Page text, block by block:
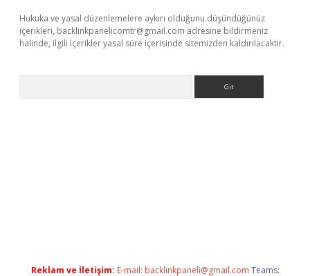
Hukuka ve yasal düzenlemelere aykırı olduğunu düşündüğünüz
içerikleri, backlinkpanelicomtr@gmail.com adresine bildirmeniz
halinde, ilgili içerikler yasal süre içerisinde sitemizden kaldırılacaktır.
Reklam ve İletişim: E-mail: backlinkpaneli@gmail.com Teams: